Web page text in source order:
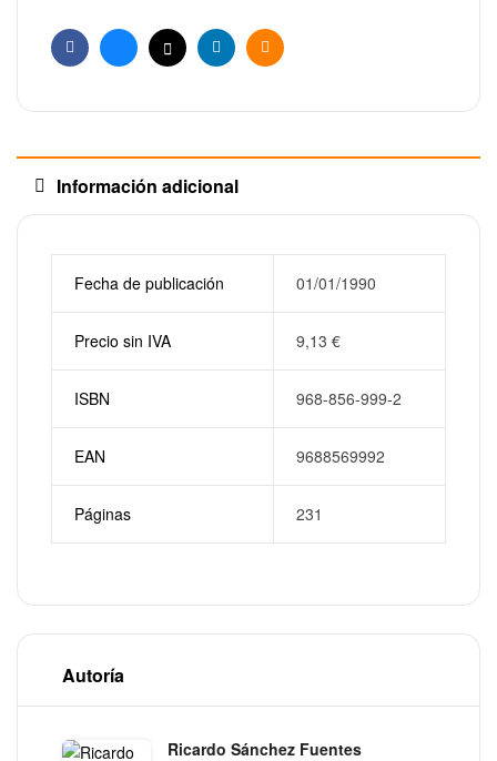
FacebookBlueskyX LinkedinEmail
Información adicional
Fecha de publicación 01/01/1990
Precio sin IVA 9,13 €
ISBN 968-856-999-2
EAN 9688569992
Páginas 231
Autoría
Ricardo Sánchez Fuentes